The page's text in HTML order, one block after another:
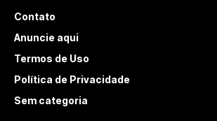
Contato
Anuncie aqui
Termos de Uso
Política de Privacidade
Sem categoria